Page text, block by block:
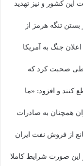
این کشور و نیز تهدید
تنگه هرمز از
جنگ به آمریکا
صحبت کرد که
کنند و افزود: «ما
همچنان به صادرات
از فروش نفت ایران
این صورت شرایط کاملا